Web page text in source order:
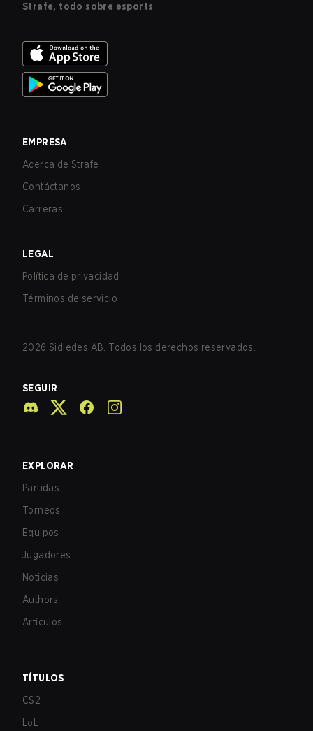
Strafe, todo sobre esports
EMPRESA
Acerca de Strafe
Contáctanos
Carreras
LEGAL
Política de privacidad
Términos de servicio
2026 Sidledes AB. Todos los derechos reservados.
SEGUIR
EXPLORAR
Partidas
Torneos
Equipos
Jugadores
Noticias
Authors
Artículos
TÍTULOS
CS2
LoL